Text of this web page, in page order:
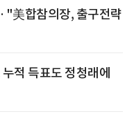
"美합참의장, 출구전략
적 득표도 정청래에